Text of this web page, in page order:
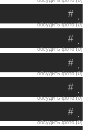
.
#
обсудить фото (0)
.
#
обсудить фото (0)
.
#
обсудить фото (0)
.
#
обсудить фото (0)
.
#
обсудить фото (0)